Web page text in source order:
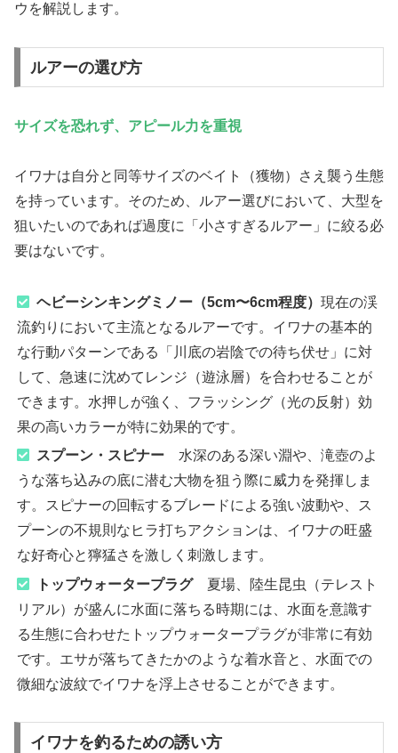
ウを解説します。
ルアーの選び方
サイズを恐れず、アピール力を重視
イワナは自分と同等サイズのベイト（獲物）さえ襲う生態
を持っています。そのため、ルアー選びにおいて、大型を
狙いたいのであれば過度に「小さすぎるルアー」に絞る必
要はないです。
ヘビーシンキングミノー（5cm〜6cm程度）現在の渓
流釣りにおいて主流となるルアーです。イワナの基本的
な行動パターンである「川底の岩陰での待ち伏せ」に対
して、急速に沈めてレンジ（遊泳層）を合わせることが
できます。水押しが強く、フラッシング（光の反射）効
果の高いカラーが特に効果的です。
スプーン・スピナー 水深のある深い淵や、滝壺のよ
うな落ち込みの底に潜む大物を狙う際に威力を発揮しま
す。スピナーの回転するブレードによる強い波動や、ス
プーンの不規則なヒラ打ちアクションは、イワナの旺盛
な好奇心と獰猛さを激しく刺激します。
トップウォータープラグ夏場、陸生昆虫（テレスト
リアル）が盛んに水面に落ちる時期には、水面を意識す
る生態に合わせたトップウォータープラグが非常に有効
です。エサが落ちてきたかのような着水音と、水面での
微細な波紋でイワナを浮上させることができます。
イワナを釣るための誘い方